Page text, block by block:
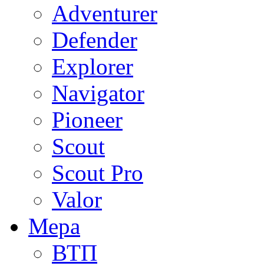
Adventurer
Defender
Explorer
Navigator
Pioneer
Scout
Scout Pro
Valor
Мера
ВТП